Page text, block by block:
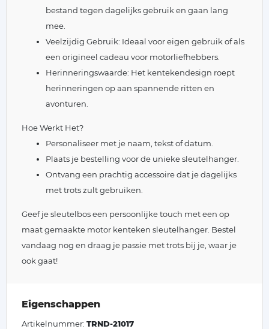
bestand tegen dagelijks gebruik en gaan lang
mee.
Veelzijdig Gebruik: Ideaal voor eigen gebruik of als
een origineel cadeau voor motorliefhebbers.
Herinneringswaarde: Het kentekendesign roept
herinneringen op aan spannende ritten en
avonturen.
Hoe Werkt Het?
Personaliseer met je naam, tekst of datum.
Plaats je bestelling voor de unieke sleutelhanger.
Ontvang een prachtig accessoire dat je dagelijks
met trots zult gebruiken.
Geef je sleutelbos een persoonlijke touch met een op
maat gemaakte motor kenteken sleutelhanger. Bestel
vandaag nog en draag je passie met trots bij je, waar je
ook gaat!
Eigenschappen
Artikelnummer: TRND-21017